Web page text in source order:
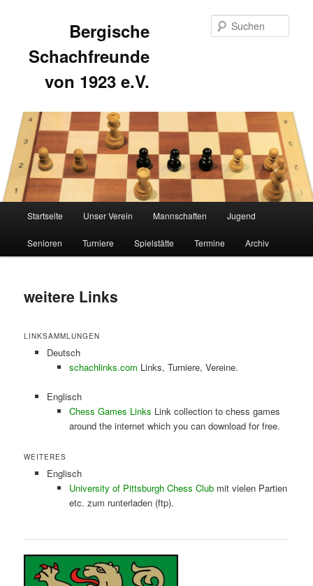
Bergische
Schachfreunde
von 1923 e.V.
Zum
primären
springen
Zum
sekundären
springen
Startseite Unser Verein Mannschaften Jugend
Senioren Turniere Spielstätte Termine Archiv
weitere Links
LINKSAMMLUNGEN
Deutsch
schachlinks.com Links, Turniere, Vereine.
Englisch
Chess Games Links Link collection to chess games
around the internet which you can download for free.
WEITERES
Englisch
University of Pittsburgh Chess Club mit vielen Partien
etc. zum runterladen (ftp).